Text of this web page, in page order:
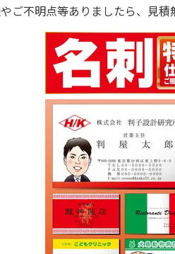
ご不明点等ありましたら、見